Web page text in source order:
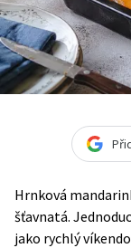
Hrnková
šťavnatá.
jako rychlý